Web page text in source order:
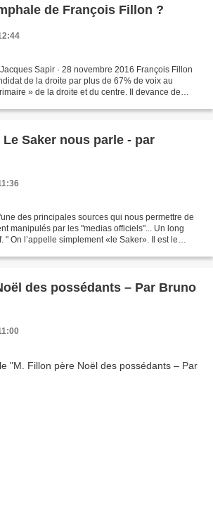
de François Fillon ?
Sapir · 28 novembre 2016 François Fillon
de la droite par plus de 67% de voix au
» de la droite et du centre. Il devance de
Saker nous parle - par
des principales sources qui nous permettre de
manipulés par les "medias officiels"... Un long
" On l’appelle simplement «le Saker». Il est le
des possédants – Par Bruno